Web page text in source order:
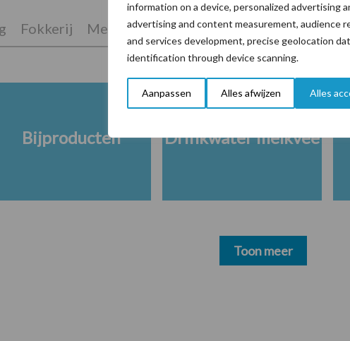
information on a device, personalized advertising
advertising and content measurement, audience
and services development, precise geolocation
identification through device scanning.
Aanpassen Alles afwijzen Alles
Fokkerij Melkveebedrijf Veevoer Wet en
Bijproducten Drinkwater melkvee
Toon meer